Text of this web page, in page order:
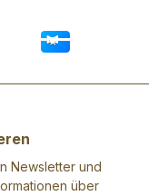
Newsletter und
über